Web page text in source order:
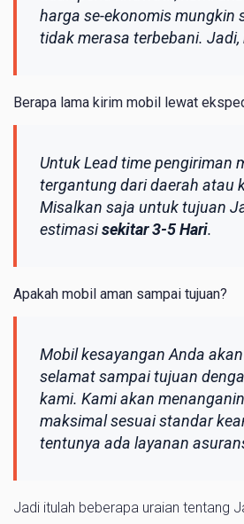
harga se-ekonomis mungkin
tidak merasa terbebani. Jadi,
Berapa lama kirim mobil lewat
Untuk Lead time pengiriman
tergantung dari daerah atau
Misalkan saja untuk tujuan
estimasisekitar 3-5 Hari.
Apakah mobil aman sampai tujuan?
Mobil kesayangan Anda
selamat sampai tujuan
kami. Kami akan
maksimal sesuai standar
tentunya ada layanan
Jadi itulah beberapa uraian tentang